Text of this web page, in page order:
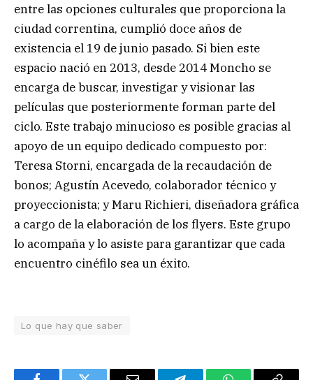
entre las opciones culturales que proporciona la
ciudad correntina, cumplió doce años de
existencia el 19 de junio pasado. Si bien este
espacio nació en 2013, desde 2014 Moncho se
encarga de buscar, investigar y visionar las
películas que posteriormente forman parte del
ciclo. Este trabajo minucioso es posible gracias al
apoyo de un equipo dedicado compuesto por:
Teresa Storni, encargada de la recaudación de
bonos; Agustín Acevedo, colaborador técnico y
proyeccionista; y Maru Richieri, diseñadora gráfica
a cargo de la elaboración de los flyers. Este grupo
lo acompaña y lo asiste para garantizar que cada
encuentro cinéfilo sea un éxito.
Lo que hay que saber